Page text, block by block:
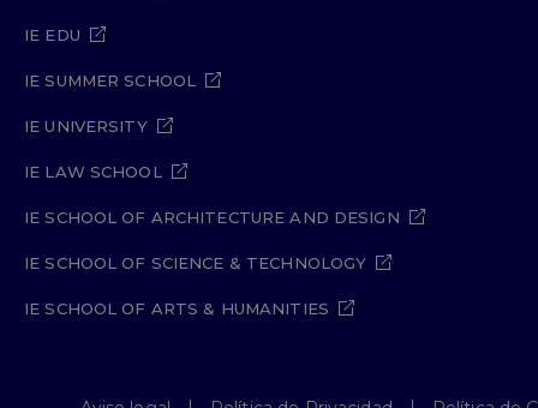
IE EDU
IE SUMMER SCHOOL
IE UNIVERSITY
IE LAW SCHOOL
IE SCHOOL OF ARCHITECTURE AND DESIGN
IE SCHOOL OF SCIENCE & TECHNOLOGY
IE SCHOOL OF ARTS & HUMANITIES